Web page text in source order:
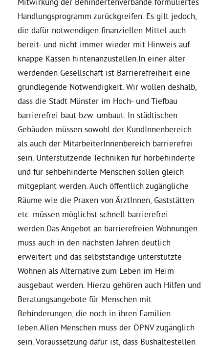
Handlungsprogramm zurückgreifen. Es gilt jedoch,
die dafür notwendigen finanziellen Mittel auch
bereit- und nicht immer wieder mit Hinweis auf
knappe Kassen hintenanzustellen.In einer älter
werdenden Gesellschaft ist Barrierefreiheit eine
grundlegende Notwendigkeit. Wir wollen deshalb,
dass die Stadt Münster im Hoch- und Tiefbau
barrierefrei baut bzw. umbaut. In städtischen
Gebäuden müssen sowohl der KundInnenbereich
als auch der MitarbeiterInnenbereich barrierefrei
sein. Unterstützende Techniken für hörbehinderte
und für sehbehinderte Menschen sollen gleich
mitgeplant werden. Auch öffentlich zugängliche
Räume wie die Praxen von ÄrztInnen, Gaststätten
etc. müssen möglichst schnell barrierefrei
werden.Das Angebot an barrierefreien Wohnungen
muss auch in den nächsten Jahren deutlich
erweitert und das selbstständige unterstützte
Wohnen als Alternative zum Leben im Heim
ausgebaut werden. Hierzu gehören auch Hilfen und
Beratungsangebote für Menschen mit
Behinderungen, die noch in ihren Familien
leben.Allen Menschen muss der ÖPNV zugänglich
sein. Voraussetzung dafür ist, dass Bushaltestellen